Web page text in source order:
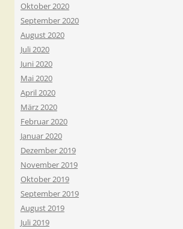
Oktober 2020
September 2020
August 2020
Juli 2020
Juni 2020
Mai 2020
April 2020
März 2020
Februar 2020
Januar 2020
Dezember 2019
November 2019
Oktober 2019
September 2019
August 2019
Juli 2019